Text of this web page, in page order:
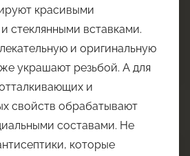
красивыми
стеклянными вставками.
и оригинальную
украшают резьбой. А для
и
свойств обрабатывают
составами. Не
которые